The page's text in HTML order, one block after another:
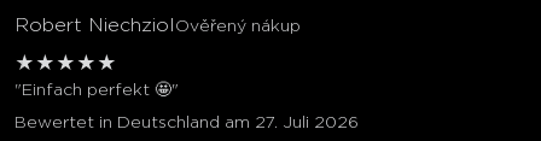
Robert Niechziol Ověřený nákup
★ ★ ★ ★ ★
"Einfach perfekt 🤩"
Bewertet in Deutschland am 27. Juli 2026